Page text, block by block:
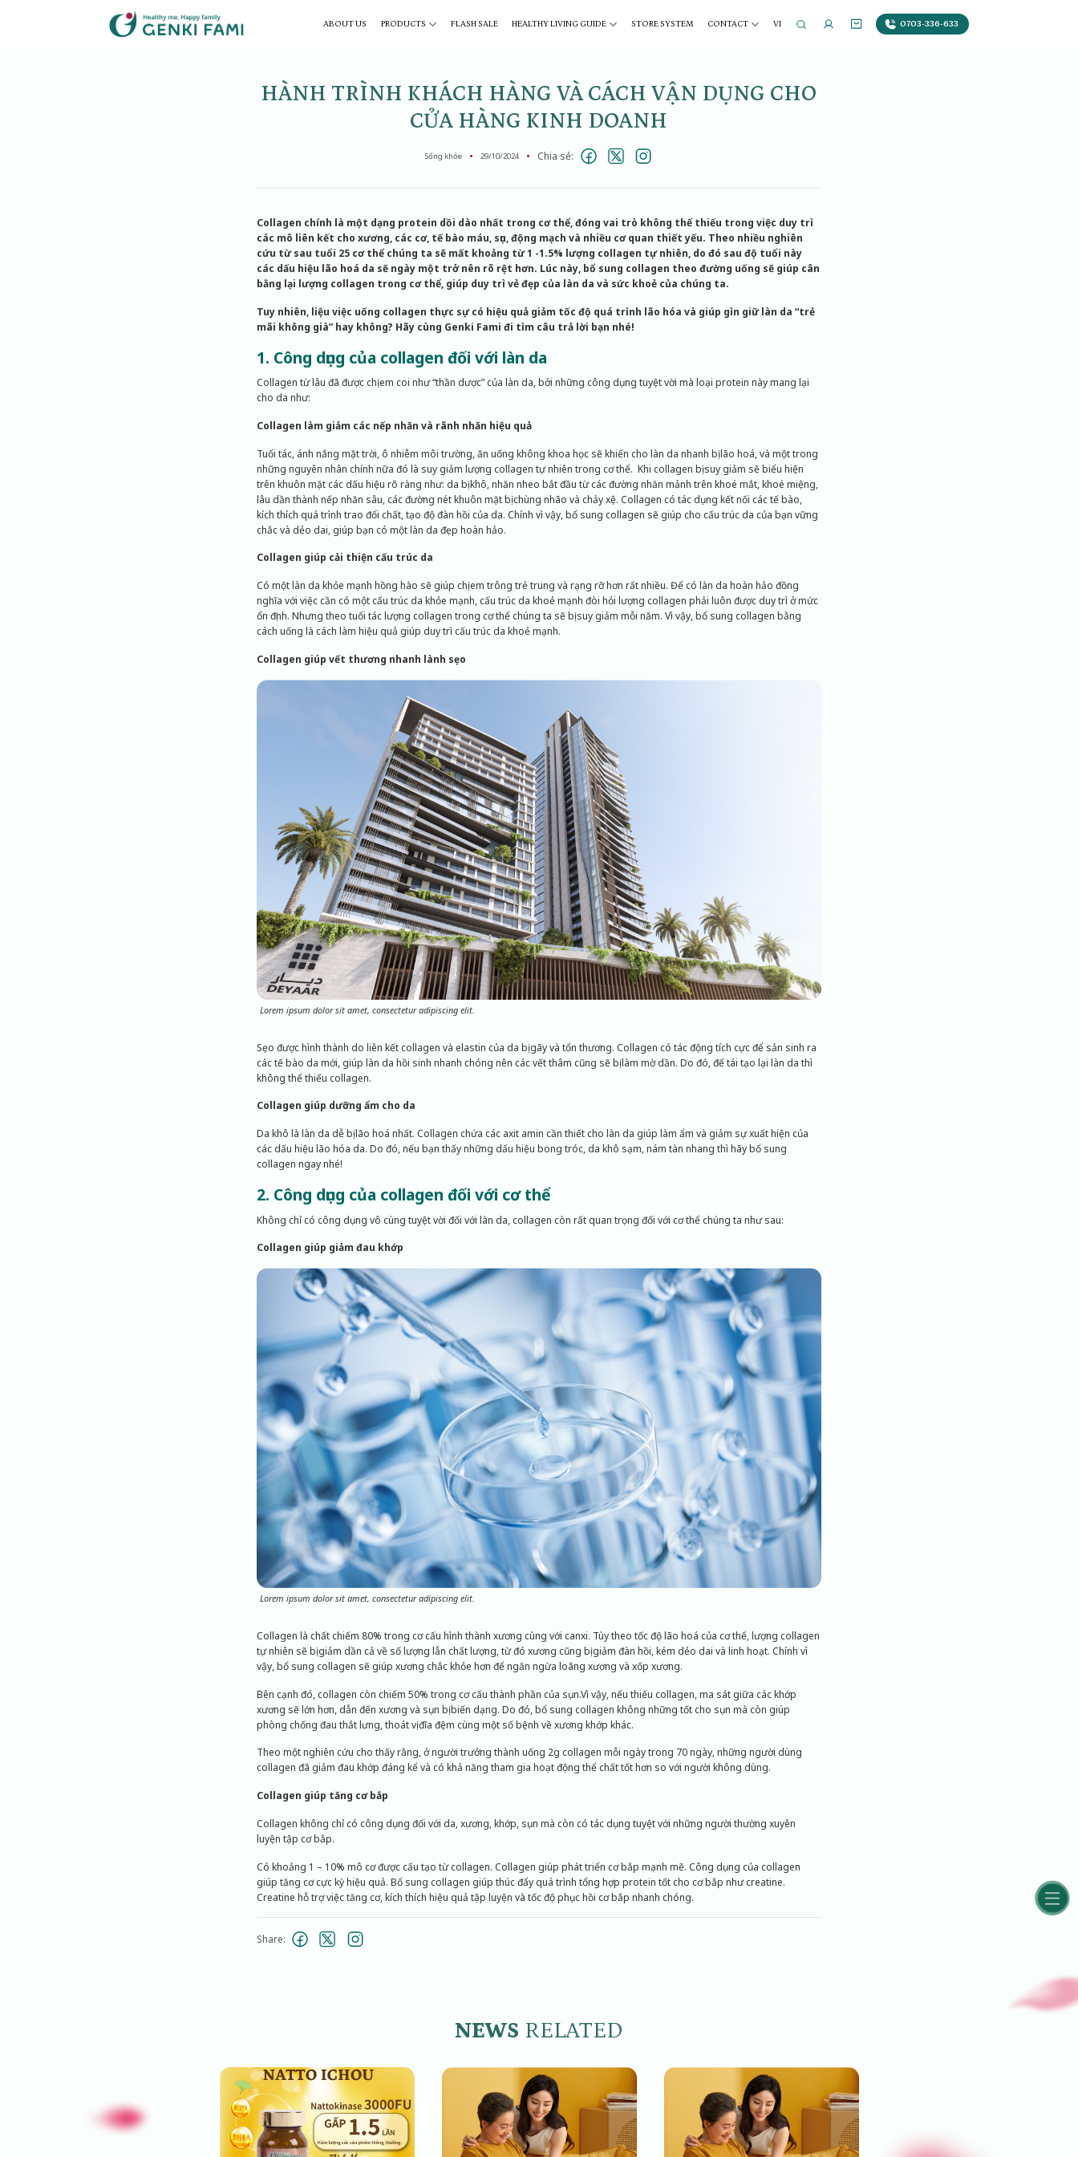
ABOUT US PRODUCTS FLASH SALE HEALTHY LIVING GUIDE STORE SYSTEM CONTACT VI 0703-336-633
HÀNH TRÌNH KHÁCH HÀNG VÀ CÁCH VẬN DỤNG CHO
CỬA HÀNG KINH DOANH
Sống khỏe 29/10/2024 Chia sẻ:
Collagen chính là một dạng protein dồi dào nhất trong cơ thể, đóng vai trò không thể thiếu trong việc duy trì
các mô liên kết cho xương, các cơ, tế bào máu, sụn, động mạch và nhiều cơ quan thiết yếu. Theo nhiều nghiên
cứu từ sau tuổi 25 cơ thể chúng ta sẽ mất khoảng từ 1 -1.5% lượng collagen tự nhiên, do đó sau độ tuổi này
các dấu hiệu lão hoá da sẽ ngày một trở nên rõ rệt hơn. Lúc này, bổ sung collagen theo đường uống sẽ giúp cân
bằng lại lượng collagen trong cơ thể, giúp duy trì vẻ đẹp của làn da và sức khoẻ của chúng ta.
Tuy nhiên, liệu việc uống collagen thực sự có hiệu quả giảm tốc độ quá trình lão hóa và giúp gìn giữ làn da “trẻ
mãi không già” hay không? Hãy cùng Genki Fami đi tìm câu trả lời bạn nhé!
1. Công dụng của collagen đối với làn da
Collagen từ lâu đã được chị em coi như “thần dược” của làn da, bởi những công dụng tuyệt vời mà loại protein này mang lại
cho da như:
Collagen làm giảm các nếp nhăn và rãnh nhăn hiệu quả
Tuổi tác, ánh nắng mặt trời, ô nhiễm môi trường, ăn uống không khoa học sẽ khiến cho làn da nhanh bị lão hoá, và một trong
những nguyên nhân chính nữa đó là suy giảm lượng collagen tự nhiên trong cơ thể. Khi collagen bị suy giảm sẽ biểu hiện
trên khuôn mặt các dấu hiệu rõ ràng như: da bị khô, nhăn nheo bắt đầu từ các đường nhăn mảnh trên khoé mắt, khoé miệng,
lâu dần thành nếp nhăn sâu, các đường nét khuôn mặt bị chùng nhão và chảy xệ. Collagen có tác dụng kết nối các tế bào,
kích thích quá trình trao đổi chất, tạo độ đàn hồi của da. Chính vì vậy, bổ sung collagen sẽ giúp cho cấu trúc da của bạn vững
chắc và dẻo dai, giúp bạn có một làn da đẹp hoàn hảo.
Collagen giúp cải thiện cấu trúc da
Có một làn da khỏe mạnh hồng hào sẽ giúp chị em trông trẻ trung và rạng rỡ hơn rất nhiều. Để có làn da hoàn hảo đồng
nghĩa với việc cần có một cấu trúc da khỏe mạnh, cấu trúc da khoẻ mạnh đòi hỏi lượng collagen phải luôn được duy trì ở mức
ổn định. Nhưng theo tuổi tác lượng collagen trong cơ thể chúng ta sẽ bị suy giảm mỗi năm. Vì vậy, bổ sung collagen bằng
cách uống là cách làm hiệu quả giúp duy trì cấu trúc da khoẻ mạnh.
Collagen giúp vết thương nhanh lành sẹo
Lorem ipsum dolor sit amet, consectetur adipiscing elit.
Sẹo được hình thành do liên kết collagen và elastin của da bị gãy và tổn thương. Collagen có tác động tích cực để sản sinh ra
các tế bào da mới, giúp làn da hồi sinh nhanh chóng nên các vết thâm cũng sẽ bị làm mờ dần. Do đó, để tái tạo lại làn da thì
không thể thiếu collagen.
Collagen giúp dưỡng ẩm cho da
Da khô là làn da dễ bị lão hoá nhất. Collagen chứa các axit amin cần thiết cho làn da giúp làm ẩm và giảm sự xuất hiện của
các dấu hiệu lão hóa da. Do đó, nếu bạn thấy những dấu hiệu bong tróc, da khô sạm, nám tàn nhang thì hãy bổ sung
collagen ngay nhé!
2. Công dụng của collagen đối với cơ thể
Không chỉ có công dụng vô cùng tuyệt vời đối với làn da, collagen còn rất quan trọng đối với cơ thể chúng ta như sau:
Collagen giúp giảm đau khớp
Lorem ipsum dolor sit amet, consectetur adipiscing elit.
Collagen là chất chiếm 80% trong cơ cấu hình thành xương cùng với canxi. Tùy theo tốc độ lão hoá của cơ thể, lượng collagen
tự nhiên sẽ bị giảm dần cả về số lượng lẫn chất lượng, từ đó xương cũng bị giảm đàn hồi, kém dẻo dai và linh hoạt. Chính vì
vậy, bổ sung collagen sẽ giúp xương chắc khỏe hơn để ngăn ngừa loãng xương và xốp xương.
Bên cạnh đó, collagen còn chiếm 50% trong cơ cấu thành phần của sụn.Vì vậy, nếu thiếu collagen, ma sát giữa các khớp
xương sẽ lớn hơn, dẫn đến xương và sụn bị biến dạng. Do đó, bổ sung collagen không những tốt cho sụn mà còn giúp
phòng chống đau thắt lưng, thoát vị đĩa đệm cùng một số bệnh về xương khớp khác.
Theo một nghiên cứu cho thấy rằng, ở người trưởng thành uống 2g collagen mỗi ngày trong 70 ngày, những người dùng
collagen đã giảm đau khớp đáng kể và có khả năng tham gia hoạt động thể chất tốt hơn so với người không dùng.
Collagen giúp tăng cơ bắp
Collagen không chỉ có công dụng đối với da, xương, khớp, sụn mà còn có tác dụng tuyệt với những người thường xuyên
luyện tập cơ bắp.
Có khoảng 1 – 10% mô cơ được cấu tạo từ collagen. Collagen giúp phát triển cơ bắp mạnh mẽ. Công dụng của collagen
giúp tăng cơ cực kỳ hiệu quả. Bổ sung collagen giúp thúc đẩy quá trình tổng hợp protein tốt cho cơ bắp như creatine.
Creatine hỗ trợ việc tăng cơ, kích thích hiệu quả tập luyện và tốc độ phục hồi cơ bắp nhanh chóng.
Share:
NEWS RELATED